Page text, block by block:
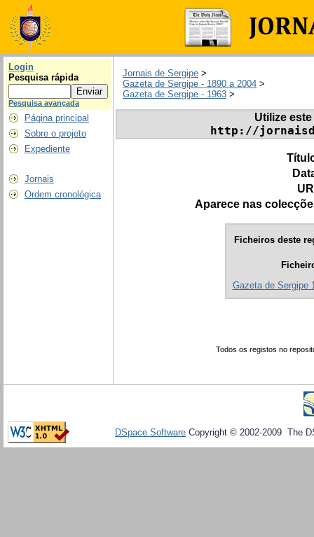
Login
Pesquisa rápida
Pesquisa avançada
Página principal
Sobre o projeto
Expediente
Jornais
Ordem cronológica
Jornais de Sergipe >
Gazeta de Sergipe - 1890 a 2004 >
Gazeta de Sergipe - 1963 >
Utilize
http://
Aparece nas
Ficheiros deste
Gazeta de Sergipe
Todos os registos no
DSpace Software Copyright © 2002-2009 The